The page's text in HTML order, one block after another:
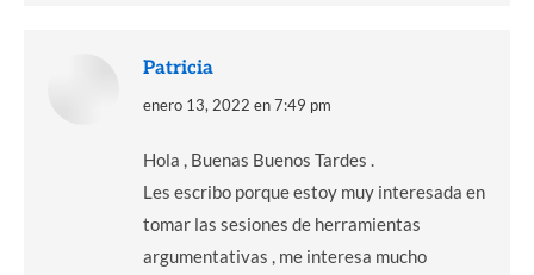
Patricia
dice:
enero 13, 2022 en 7:49 pm
Hola , Buenas Buenos Tardes .
Les escribo porque estoy muy interesada en
tomar las sesiones de herramientas
argumentativas , me interesa mucho